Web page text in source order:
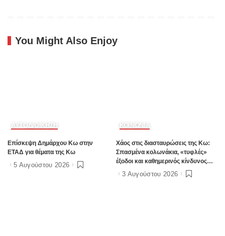
You Might Also Enjoy
ΑΥΤΟΔΙΟΙΚΗΣΗ
Επίσκεψη Δημάρχου Κω στην
ΕΤΑΔ για θέματα της Κω
5 Αυγούστου 2026
ΚΟΙΝΩΝΙΑ
Χάος στις διασταυρώσεις της Κω:
Σπασμένα κολωνάκια, «τυφλές»
έξοδοι και καθημερινός κίνδυνος
(Φωτορεπορτάζ Ε97)
3 Αυγούστου 2026